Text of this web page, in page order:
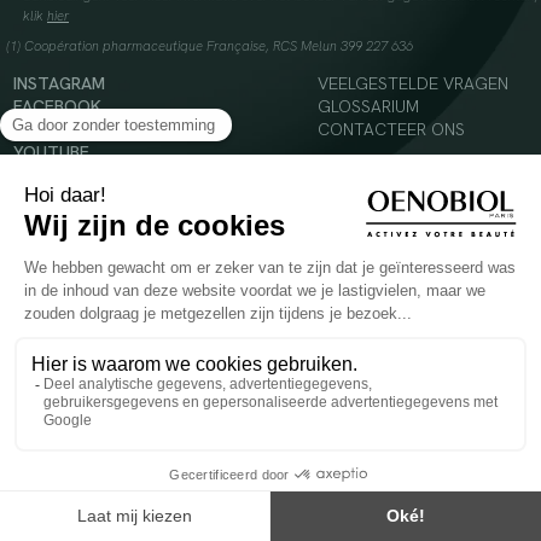
klik hier
(1) Coopération pharmaceutique Française, RCS Melun 399 227 636
INSTAGRAM
FACEBOOK
TIKTOK
YOUTUBE
VEELGESTELDE VRAGEN
GLOSSARIUM
CONTACTEER ONS
Voedingssupplement dat moet worden geconsumeerd als onderdeel van een gevarieerde,
evenwichtige voeding en een gezonde levensstijl. Aanbevolen dagelijkse dosis niet
overschrijden. Enkel voor volwassenen, buiten het bereik van kinderen houden.